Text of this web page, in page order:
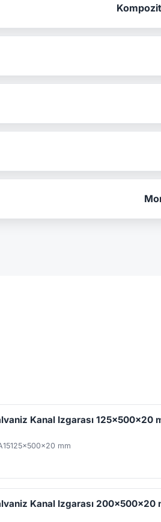
Kanal Izgarası 125x500x20
125x500x20 mm
Kanal Izgarası 200x500x20